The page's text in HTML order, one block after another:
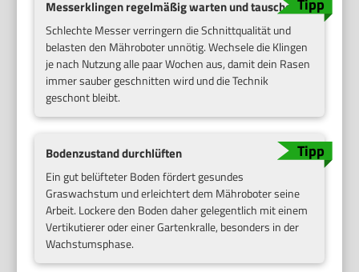
Messerklingen regelmäßig warten und tauschen
Schlechte Messer verringern die Schnittqualität und
belasten den Mähroboter unnötig. Wechsele die Klingen
je nach Nutzung alle paar Wochen aus, damit dein Rasen
immer sauber geschnitten wird und die Technik
geschont bleibt.
Bodenzustand durchlüften
Ein gut belüfteter Boden fördert gesundes
Graswachstum und erleichtert dem Mähroboter seine
Arbeit. Lockere den Boden daher gelegentlich mit einem
Vertikutierer oder einer Gartenkralle, besonders in der
Wachstumsphase.